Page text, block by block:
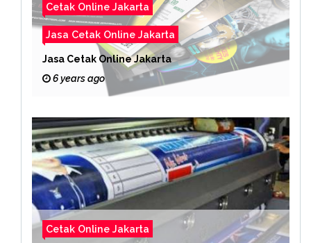
Cetak Online Jakarta
Jasa Cetak Online Jakarta
Jasa Cetak Online Jakarta
6 years ago
Cetak Online Jakarta